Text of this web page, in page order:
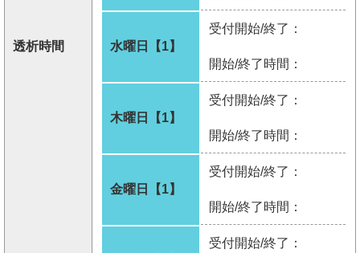
透析時間 水曜日【1】
受付開始/終了：
開始/終了時間：
木曜日【1】
受付開始/終了：
開始/終了時間：
金曜日【1】
受付開始/終了：
開始/終了時間：
受付開始/終了：